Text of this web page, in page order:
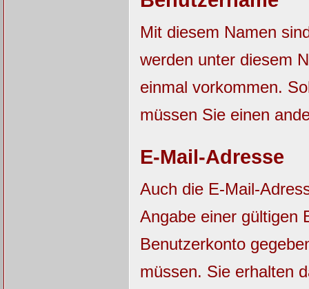
Mit diesem Namen
werden unter diesem
einmal vorkommen.
müssen Sie einen
E-Mail-Adresse
Auch die E-Mail-
Angabe einer gültigen
Benutzerkonto
müssen. Sie erhalten